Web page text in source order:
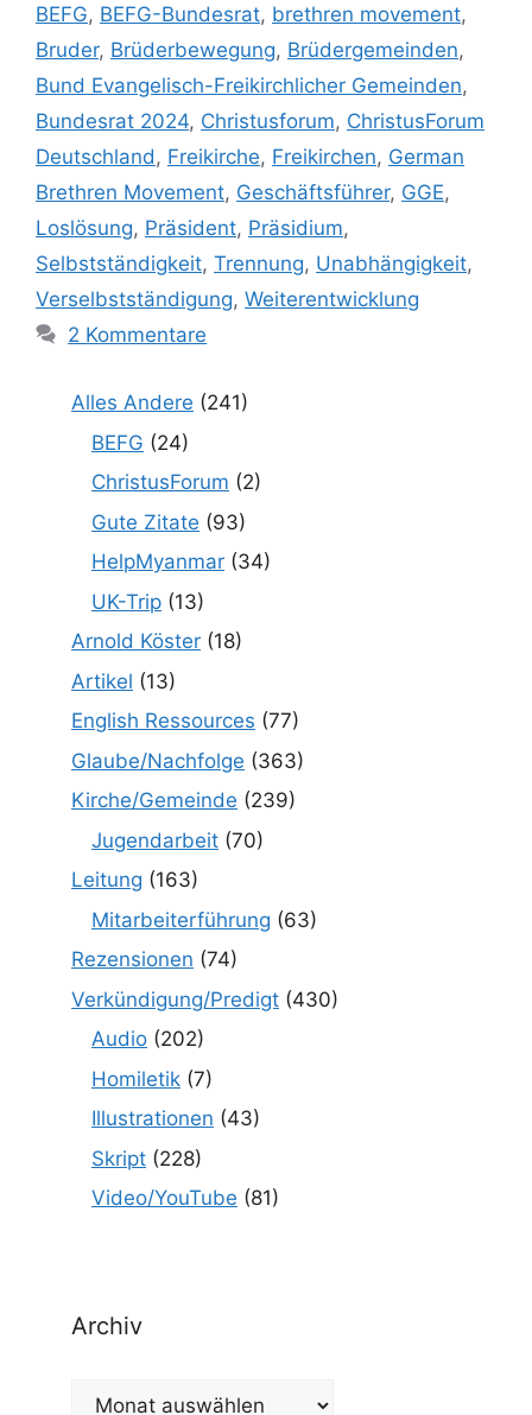
BEFG, BEFG-Bundesrat, brethren movement,
Bruder, Brüderbewegung, Brüdergemeinden,
Bund Evangelisch-Freikirchlicher Gemeinden,
Bundesrat 2024, Christusforum, ChristusForum
Deutschland, Freikirche, Freikirchen, German
Brethren Movement, Geschäftsführer, GGE,
Loslösung, Präsident, Präsidium,
Selbstständigkeit, Trennung, Unabhängigkeit,
Verselbstständigung, Weiterentwicklung
2 Kommentare
Alles Andere (241)
BEFG (24)
ChristusForum (2)
Gute Zitate (93)
HelpMyanmar (34)
UK-Trip (13)
Arnold Köster (18)
Artikel (13)
English Ressources (77)
Glaube/Nachfolge (363)
Kirche/Gemeinde (239)
Jugendarbeit (70)
Leitung (163)
Mitarbeiterführung (63)
Rezensionen (74)
Verkündigung/Predigt (430)
Audio (202)
Homiletik (7)
Illustrationen (43)
Skript (228)
Video/YouTube (81)
Archiv
Archiv